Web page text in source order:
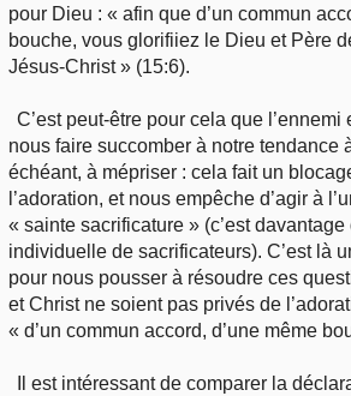
pour Dieu : « afin que d’un commun
bouche, vous glorifiiez le Dieu et Père
Jésus-Christ » (15:6).
C’est peut-être pour cela que
nous faire succomber à notre tendance
échéant, à mépriser : cela fait un
l’adoration, et nous empêche d’agir à
« sainte sacrificature » (c’est
individuelle de sacrificateurs). C’est là
pour nous pousser à résoudre ces
et Christ ne soient pas privés de
« d’un commun accord, d’une même
Il est intéressant de comparer la